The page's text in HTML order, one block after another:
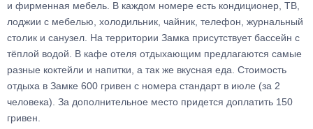
и фирменная мебель. В каждом номере есть кондиционер, ТВ,
лоджии с мебелью, холодильник, чайник, телефон, журнальный
столик и санузел. На территории Замка присутствует бассейн с
тёплой водой. В кафе отеля отдыхающим предлагаются самые
разные коктейли и напитки, а так же вкусная еда. Стоимость
отдыха в Замке 600 гривен с номера стандарт в июле (за 2
человека). За дополнительное место придется доплатить 150
гривен.